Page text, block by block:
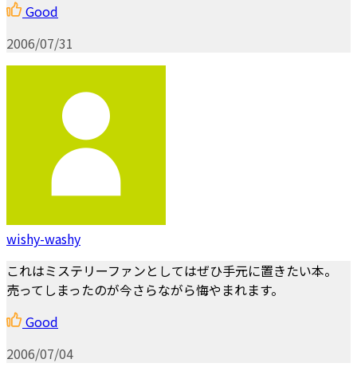
Good
2006/07/31
wishy-washy
これはミステリーファンとしてはぜひ手元に置きたい本。
売ってしまったのが今さらながら悔やまれます。
Good
2006/07/04